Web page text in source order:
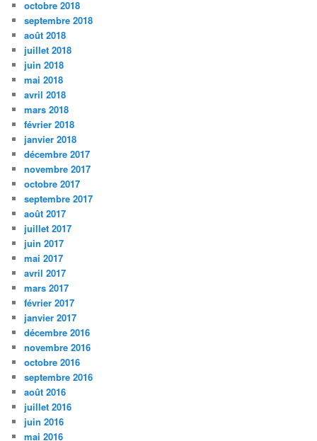
octobre 2018
septembre 2018
août 2018
juillet 2018
juin 2018
mai 2018
avril 2018
mars 2018
février 2018
janvier 2018
décembre 2017
novembre 2017
octobre 2017
septembre 2017
août 2017
juillet 2017
juin 2017
mai 2017
avril 2017
mars 2017
février 2017
janvier 2017
décembre 2016
novembre 2016
octobre 2016
septembre 2016
août 2016
juillet 2016
juin 2016
mai 2016